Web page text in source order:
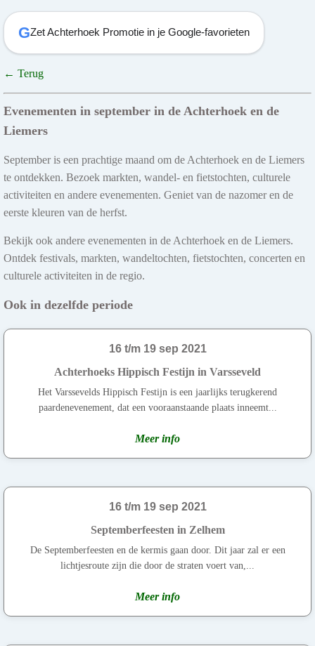
GZet Achterhoek Promotie in je Google-favorieten
← Terug
Evenementen in september in de Achterhoek en de
Liemers
September is een prachtige maand om de Achterhoek en de Liemers
te ontdekken. Bezoek markten, wandel- en fietstochten, culturele
activiteiten en andere evenementen. Geniet van de nazomer en de
eerste kleuren van de herfst.
Bekijk ook andere evenementen in de Achterhoek en de Liemers.
Ontdek festivals, markten, wandeltochten, fietstochten, concerten en
culturele activiteiten in de regio.
Ook in dezelfde periode
16 t/m 19 sep 2021
Achterhoeks Hippisch Festijn in Varsseveld
Het Varssevelds Hippisch Festijn is een jaarlijks terugkerend
paardenevenement, dat een vooraanstaande plaats inneemt...
Meer info
16 t/m 19 sep 2021
Septemberfeesten in Zelhem
De Septemberfeesten en de kermis gaan door. Dit jaar zal er een
lichtjesroute zijn die door de straten voert van,...
Meer info